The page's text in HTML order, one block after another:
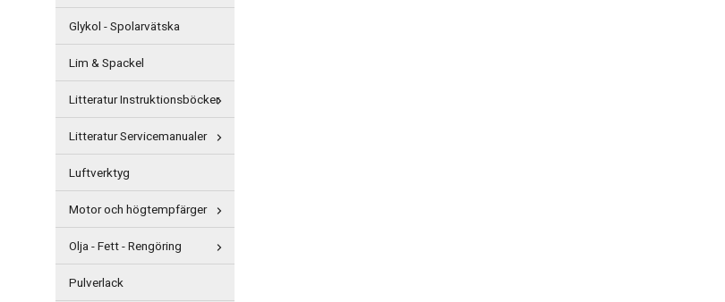
Glykol - Spolarvätska
Lim & Spackel
Litteratur Instruktionsböcker
Litteratur Servicemanualer
Luftverktyg
Motor och högtempfärger
Olja - Fett - Rengöring
Pulverlack